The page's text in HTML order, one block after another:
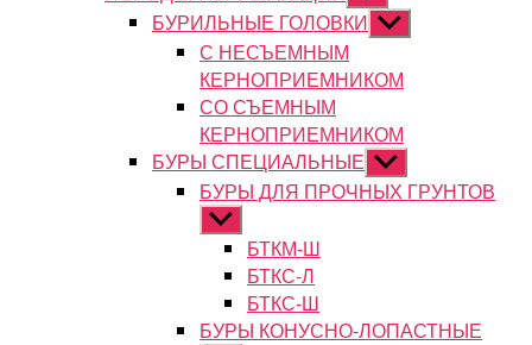
подменю
БУРИЛЬНЫЕ ГОЛОВКИ Показывать
подменю
С НЕСЪЕМНЫМ
КЕРНОПРИЕМНИКОМ
СО СЪЕМНЫМ
КЕРНОПРИЕМНИКОМ
БУРЫ СПЕЦИАЛЬНЫЕ Показывать
подменю
БУРЫ ДЛЯ ПРОЧНЫХ ГРУНТОВ
Показывать
подменюБТКМ-Ш
БТКС-Л
БТКС-Ш
БУРЫ КОНУСНО-ЛОПАСТНЫЕ